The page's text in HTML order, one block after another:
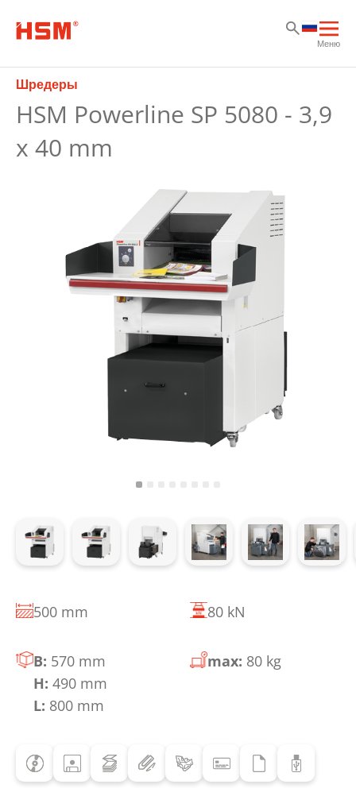
Меню
Шредеры
HSM Powerline SP 5080 - 3,9
x 40 mm
500 mm 80 kN
B: 570 mm
H: 490 mm
L: 800 mm
max: 80 kg